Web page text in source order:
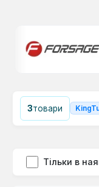
3товари
Тільки в